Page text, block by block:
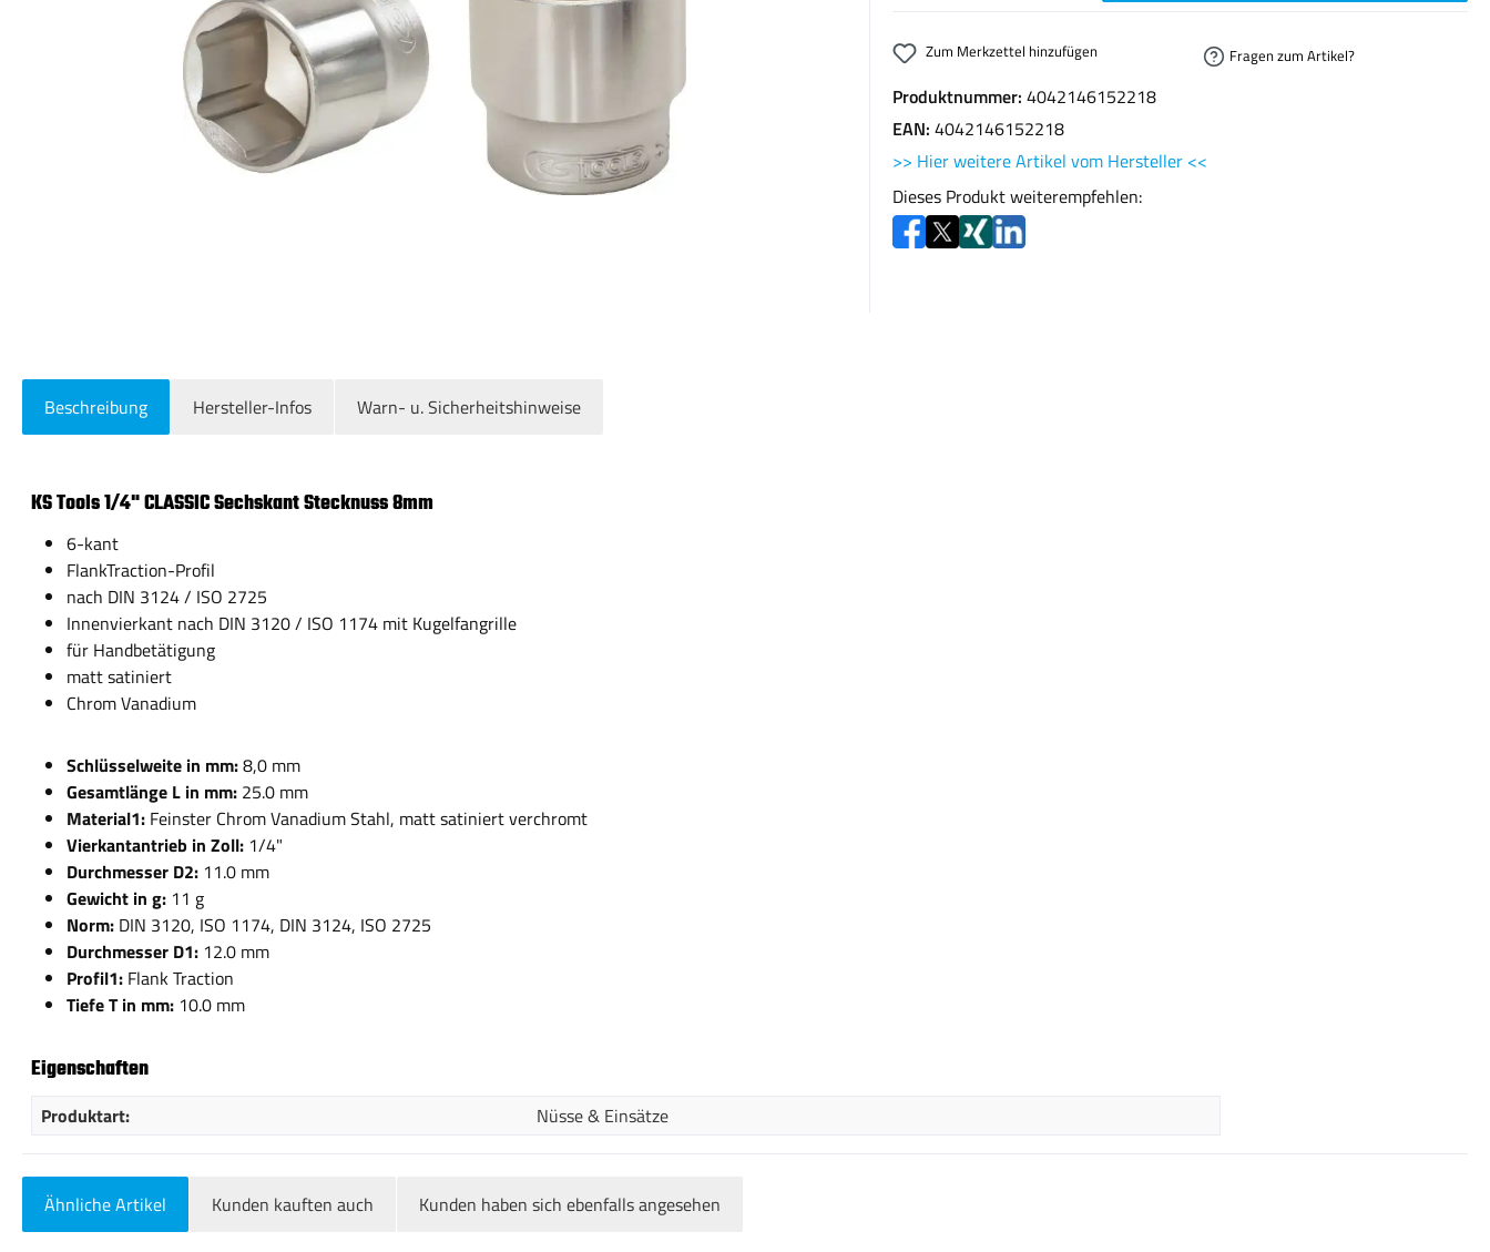
Zum Merkzettel hinzufügen Fragen zum Artikel?
Produktnummer: 4042146152218
EAN: 4042146152218
>> Hier weitere Artikel vom Hersteller <<
Dieses Produkt weiterempfehlen:
Beschreibung Hersteller-Infos Warn- u. Sicherheitshinweise
KS Tools 1/4" CLASSIC Sechskant Stecknuss 8mm
6-kant
FlankTraction-Profil
nach DIN 3124 / ISO 2725
Innenvierkant nach DIN 3120 / ISO 1174 mit Kugelfangrille
für Handbetätigung
matt satiniert
Chrom Vanadium
Schlüsselweite in mm:8,0 mm
Gesamtlänge L in mm: 25.0 mm
Material1: Feinster Chrom Vanadium Stahl, matt satiniert verchromt
Vierkantantrieb in Zoll: 1/4"
Durchmesser D2: 11.0 mm
Gewicht in g: 11 g
Norm: DIN 3120, ISO 1174, DIN 3124, ISO 2725
Durchmesser D1: 12.0 mm
Profil1: Flank Traction
Tiefe T in mm: 10.0 mm
Eigenschaften
Produktart: Nüsse & Einsätze
Ähnliche Artikel Kunden kauften auch Kunden haben sich ebenfalls angesehen